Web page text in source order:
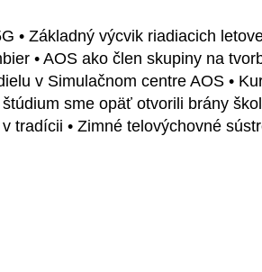
• Základný výcvik riadiacich
• AOS ako člen skupiny na
v Simulačnom centre AOS •
sme opäť otvorili brány
• Zimné telovýchovné